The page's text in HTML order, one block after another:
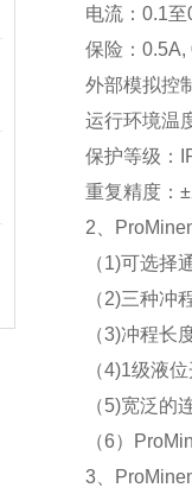
电流：0.1
保险：0.5A,
外部模拟控
运行环境温
保护等级：
重复精度：
2、
（1)可选择
（2)三种冲
（3)冲程长
（4)1级液
（5)宽泛的
（6）
3、